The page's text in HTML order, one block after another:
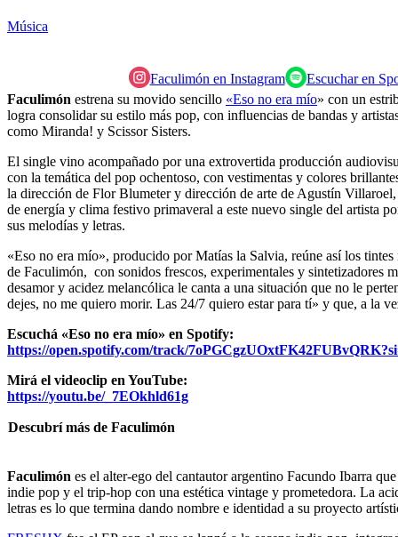
Música
Faculimón en Instagram
Escuchar en
Faculimón estrena su movido sencillo «Eso no era mío» con un
logra consolidar su estilo más pop, con influencias de bandas y
como Miranda! y Scissor Sisters.
El single vino acompañado por una extrovertida producción
con la temática del pop ochentoso, con vestimentas y colores
la dirección de Flor Blumeter y dirección de arte de Agustín
de energía y clima festivo primaveral a este nuevo single del artista
sus melodías y letras.
«Eso no era mío», producido por Matías la Salvia, reúne así los tintes
de Faculimón, con sonidos frescos, experimentales y sintetizadores
desamor y acidez melancólica le canta a una situación que no le
dejes, no me quiero morir. Las 24/7 quiero estar para tí» y que, a la
Escuchá «Eso no era mío» en Spotify:
https://open.spotify.com/track/7oPGCgzUOxtFK42FUBvQRK?
Mirá el videoclip en YouTube:
https://youtu.be/_7EOkhld61g
Descubrí más de Faculimón
Faculimón es el alter-ego del cantautor argentino Facundo Ibarra
indie pop y el trip-hop con una estética vintage y prometedora. La
letras es lo que termina dando nombre e identidad a su proyecto